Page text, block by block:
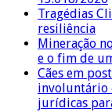
Tragédias
resiliência
Mineração
e o fim de
Cães em
involuntário
jurídicas